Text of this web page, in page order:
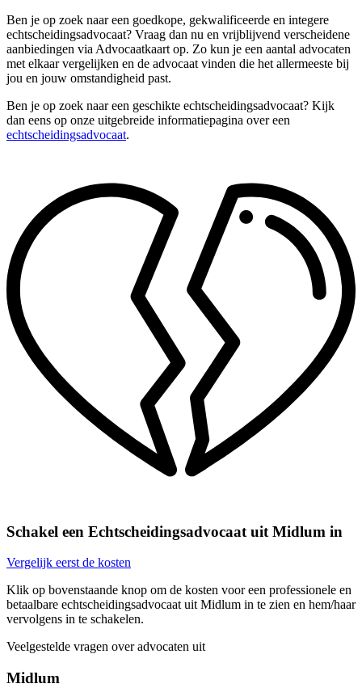
Ben je op zoek naar een goedkope, gekwalificeerde en integere
echtscheidingsadvocaat? Vraag dan nu en vrijblijvend verscheidene
aanbiedingen via Advocaatkaart op. Zo kun je een aantal advocaten
met elkaar vergelijken en de advocaat vinden die het allermeeste bij
jou en jouw omstandigheid past.
Ben je op zoek naar een geschikte echtscheidingsadvocaat? Kijk
dan eens op onze uitgebreide informatiepagina over een
echtscheidingsadvocaat.
Schakel een Echtscheidingsadvocaat uit Midlum in
Vergelijk eerst de kosten
Klik op bovenstaande knop om de kosten voor een professionele en
betaalbare echtscheidingsadvocaat uit Midlum in te zien en hem/haar
vervolgens in te schakelen.
Veelgestelde vragen over advocaten uit
Midlum